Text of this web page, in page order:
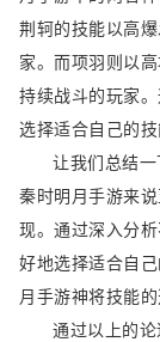
荆轲的技能以高
家。而项羽则以
持续战斗的玩家
选择适合自己的
让我们总结
秦时明月手游来
现。通过深入分
好地选择适合自
月手游神将技能
通过以上的